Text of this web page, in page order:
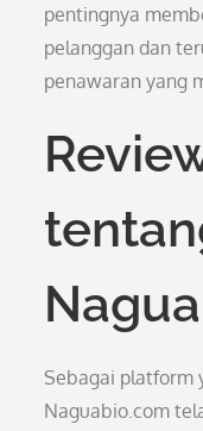
pentingnya
pelanggan dan
penawaran yang
Sebagai platform
Naguabio.com